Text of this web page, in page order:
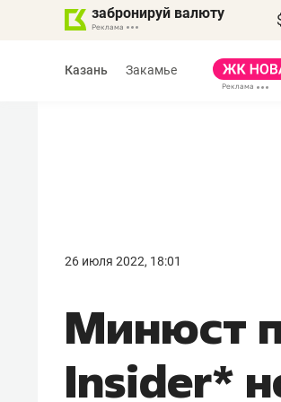
забронируй валюту
Казань Закамье
26 июля 2022, 18:01
Минюст
Insider*
правил,
полгода»